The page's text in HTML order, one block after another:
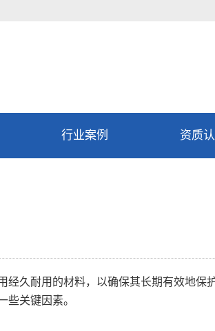
行业案例 资质
久耐用的材料，以确保其长期有效地保
些关键因素。